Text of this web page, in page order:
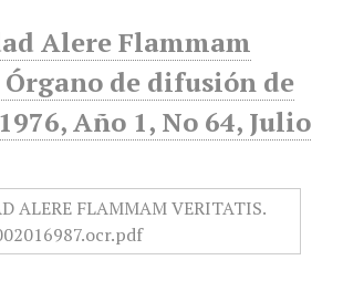
Alere Flammam
de difusión de
Año 1, No 64, Julio